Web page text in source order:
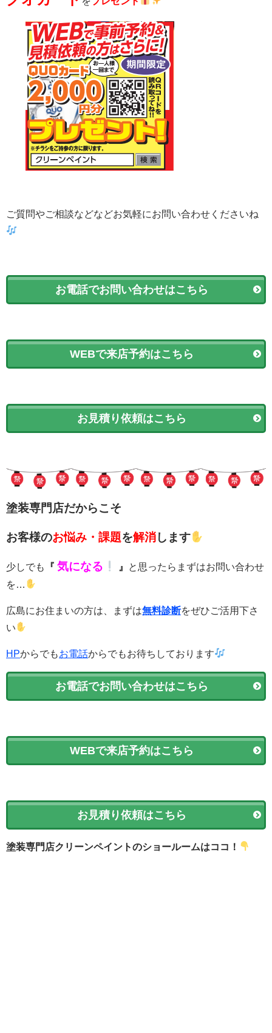
ご質問やご相談などなどお気軽にお問い合わせくださいね
お電話でお問い合わせはこちら
WEBで来店予約はこちら
お見積り依頼はこちら
塗装専門店だからこそ
お客様のお悩み・課題を解消します
少しでも 『 気になる 』
と思ったらまずはお問い合わせ
を…
広島にお住まいの方は、まずは無料診断をぜひご活用下さ
い
HPからでもお電話からでもお待ちしております
お電話でお問い合わせはこちら
WEBで来店予約はこちら
お見積り依頼はこちら
塗装専門店クリーンペイントのショールームはココ！